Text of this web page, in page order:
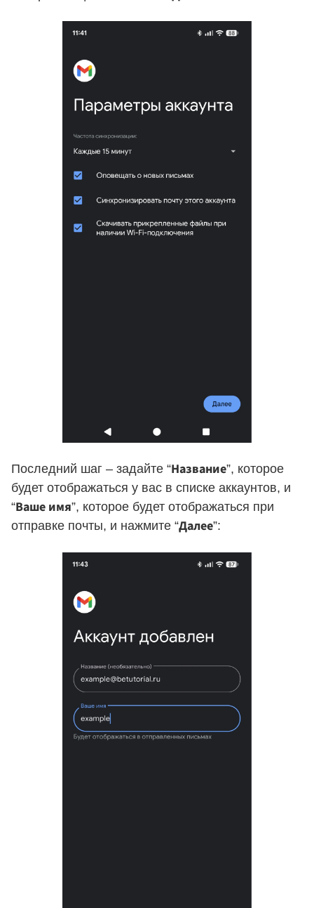
Последний шаг – задайте “Название”, которое
будет отображаться у вас в списке аккаунтов, и
“Ваше имя”, которое будет отображаться при
отправке почты, и нажмите “Далее”: